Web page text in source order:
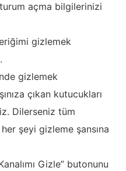
açma bilgilerinizi
gizlemek
gizlemek
çıkan kutucukları
Dilerseniz tüm
şeyi gizleme şansına
Gizle” butonunu